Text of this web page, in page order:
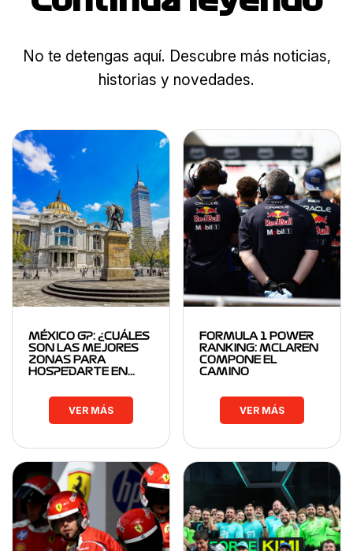
No te detengas aquí. Descubre más noticias,
historias y novedades.
MÉXICO GP: ¿CUÁLES
SON LAS MEJORES
ZONAS PARA
HOSPEDARTE EN…
VER MÁS
FORMULA 1 POWER
RANKING: MCLAREN
COMPONE EL
CAMINO
VER MÁS